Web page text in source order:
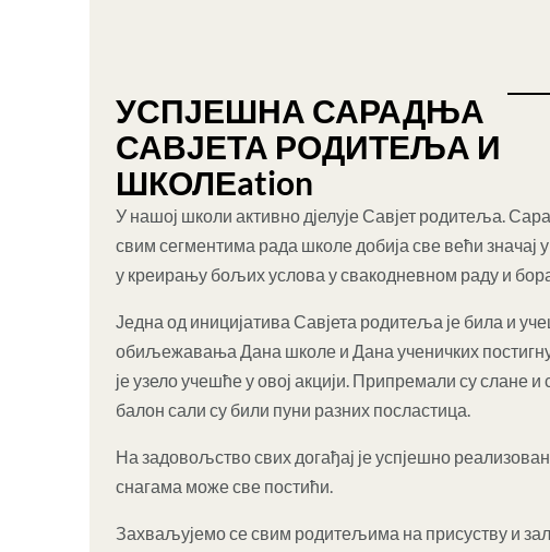
УСПЈЕШНА САРАДЊА
САВЈЕТА РОДИТЕЉА И
ШКОЛЕation
У нашој школи активно дјелује Савјет родитеља.
свим сегментима рада школе добија све већи
у креирању бољих услова у свакодневном раду и
Једна од иницијатива Савјета родитеља је била и
обиљежавања Дана школе и Дана ученичких
је узело учешће уовој акцији. Припремали су слане
балон сали су били пуни разних посластица.
На задовољство свих догађај је успјешно
снагама може све постићи.
Захваљујемо се свим родитељима на присуству и